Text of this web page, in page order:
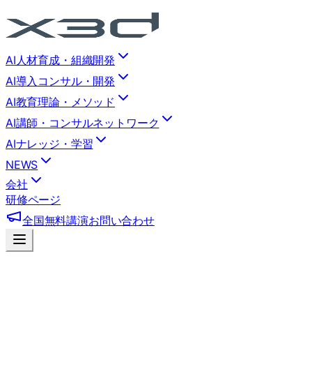
AI人材育成・組織開発
AI導入コンサル・開発
AI教育理論・メソッド
AI講師・コンサルネットワーク
AIナレッジ・学習
NEWS
会社
研修ページ
全国無料講演お問い合わせ